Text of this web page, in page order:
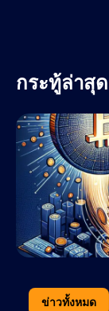
กระทู้ล่าสุ
ข่าวทั้งหมด